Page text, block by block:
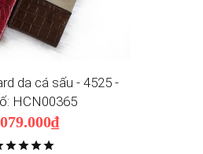
da cá sấu - 4525 -
HCN00365